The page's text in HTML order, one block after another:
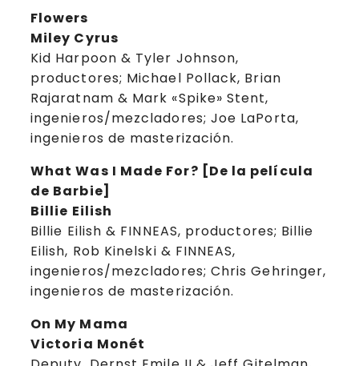
Flowers
Miley Cyrus
Kid Harpoon & Tyler Johnson,
productores; Michael Pollack, Brian
Rajaratnam & Mark «Spike» Stent,
ingenieros/mezcladores; Joe LaPorta,
ingenieros de masterización.
What Was I Made For? [De la película
de Barbie]
Billie Eilish
Billie Eilish & FINNEAS, productores; Billie
Eilish, Rob Kinelski & FINNEAS,
ingenieros/mezcladores; Chris Gehringer,
ingenieros de masterización.
On My Mama
Victoria Monét